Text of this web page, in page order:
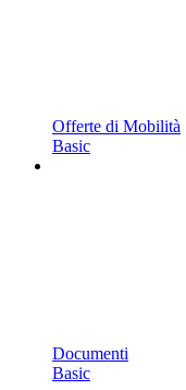
Offerte di Mobilità
Basic
Documenti
Basic